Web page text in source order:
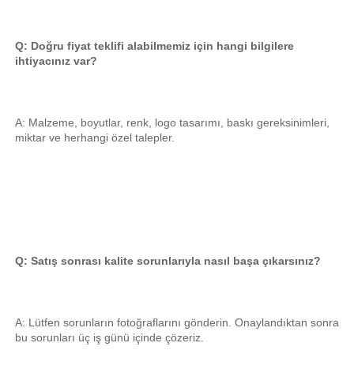
Q: Doğru fiyat teklifi alabilmemiz için hangi bilgilere
ihtiyacınız var?
A: Malzeme, boyutlar, renk, logo tasarımı, baskı gereksinimleri,
miktar ve herhangi özel talepler.
Q: Satış sonrası kalite sorunlarıyla nasıl başa çıkarsınız?
A: Lütfen sorunların fotoğraflarını gönderin. Onaylandıktan sonra
bu sorunları üç iş günü içinde çözeriz.